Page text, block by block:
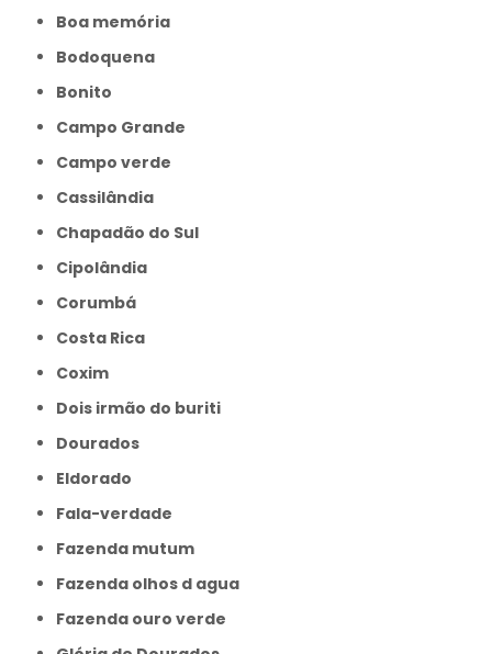
Boa memória
Bodoquena
Bonito
Campo Grande
Campo verde
Cassilândia
Chapadão do Sul
Cipolândia
Corumbá
Costa Rica
Coxim
Dois irmão do buriti
Dourados
Eldorado
Fala-verdade
Fazenda mutum
Fazenda olhos d agua
Fazenda ouro verde